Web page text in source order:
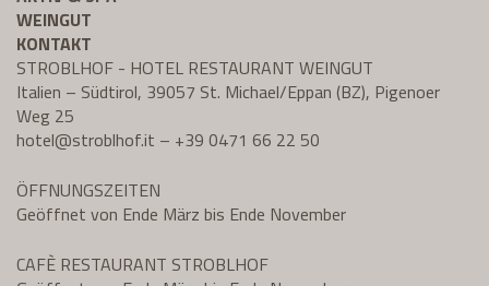
WEINGUT
KONTAKT
STROBLHOF - HOTEL RESTAURANT WEINGUT
Italien – Südtirol, 39057 St. Michael/Eppan (BZ), Pigenoer
Weg 25
hotel@stroblhof.it – +39 0471 66 22 50
ÖFFNUNGSZEITEN
Geöffnet von Ende März bis Ende November
CAFÈ RESTAURANT STROBLHOF